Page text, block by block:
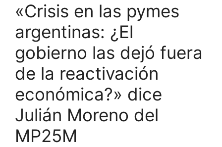
«Crisis en las pymes
argentinas: ¿El
gobierno las dejó fuera
de la reactivación
económica?» dice
Julián Moreno del
MP25M